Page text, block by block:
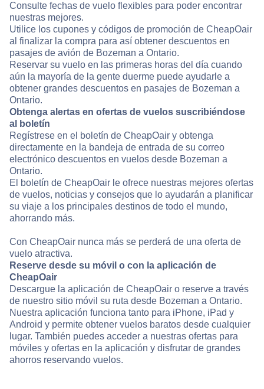
Consulte fechas de vuelo flexibles para poder encontrar
nuestras mejores.
Utilice los cupones y códigos de promoción de CheapOair
al finalizar la compra para así obtener descuentos en
pasajes de avión de Bozeman a Ontario.
Reservar su vuelo en las primeras horas del día cuando
aún la mayoría de la gente duerme puede ayudarle a
obtener grandes descuentos en pasajes de Bozeman a
Ontario.
Obtenga alertas en ofertas de vuelos suscribiéndose
al boletín
Regístrese en el boletín de CheapOair y obtenga
directamente en la bandeja de entrada de su correo
electrónico descuentos en vuelos desde Bozeman a
Ontario.
El boletín de CheapOair le ofrece nuestras mejores ofertas
de vuelos, noticias y consejos que lo ayudarán a planificar
su viaje a los principales destinos de todo el mundo,
ahorrando más.
Con CheapOair nunca más se perderá de una oferta de
vuelo atractiva.
Reserve desde su móvil o con la aplicación de
CheapOair
Descargue la aplicación de CheapOair o reserve a través
de nuestro sitio móvil su ruta desde Bozeman a Ontario.
Nuestra aplicación funciona tanto para iPhone, iPad y
Android y permite obtener vuelos baratos desde cualquier
lugar. También puedes acceder a nuestras ofertas para
móviles y ofertas en la aplicación y disfrutar de grandes
ahorros reservando vuelos.